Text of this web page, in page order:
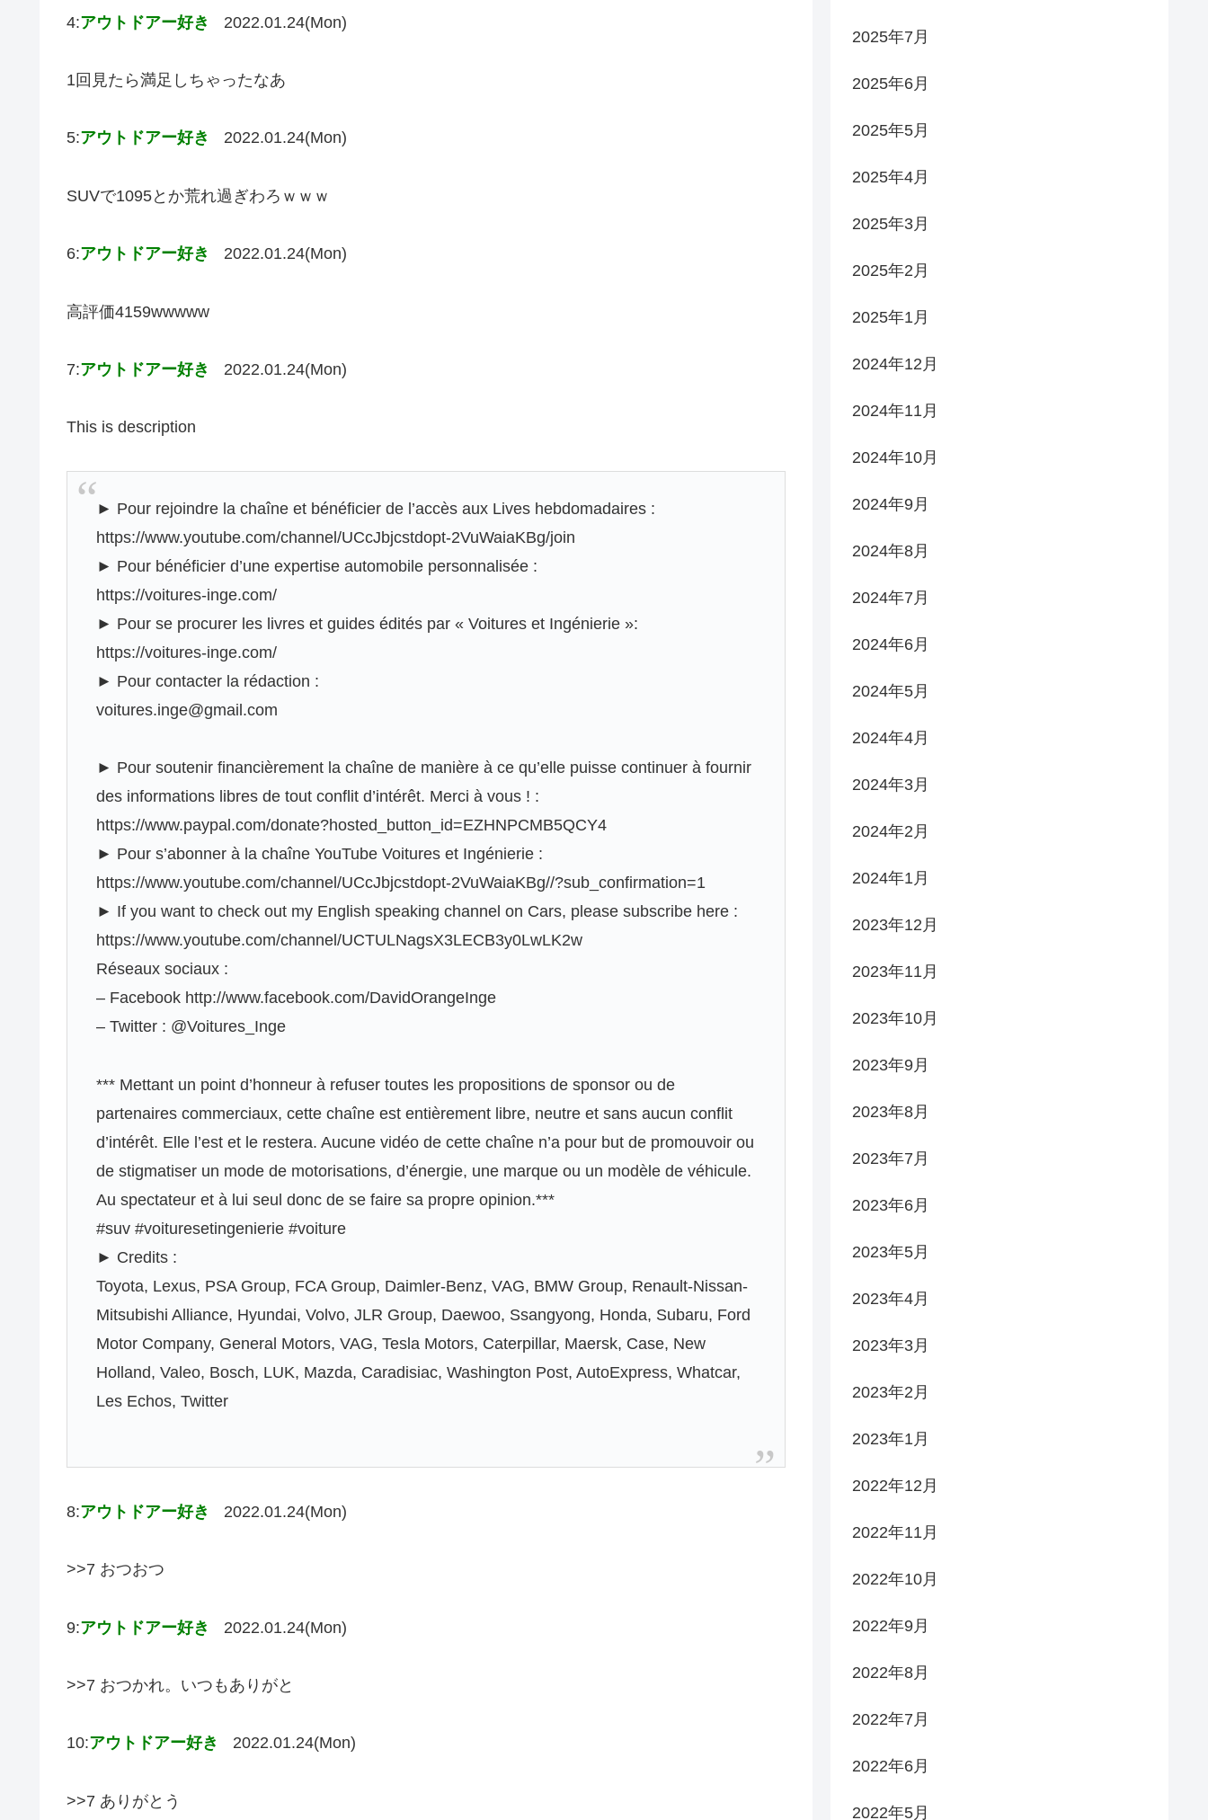
4:アウトドアー好き 2022.01.24(Mon)
1回見たら満足しちゃったなあ
5:アウトドアー好き 2022.01.24(Mon)
SUVで1095とか荒れ過ぎわろｗｗｗ
6:アウトドアー好き 2022.01.24(Mon)
高評価4159wwwww
7:アウトドアー好き 2022.01.24(Mon)
This is description
► Pour rejoindre la chaîne et bénéficier de l’accès aux Lives hebdomadaires :
https://www.youtube.com/channel/UCcJbjcstdopt-2VuWaiaKBg/join
► Pour bénéficier d’une expertise automobile personnalisée :
https://voitures-inge.com/
► Pour se procurer les livres et guides édités par « Voitures et Ingénierie »:
https://voitures-inge.com/
► Pour contacter la rédaction :
voitures.inge@gmail.com
► Pour soutenir financièrement la chaîne de manière à ce qu’elle puisse continuer à fournir
des informations libres de tout conflit d’intérêt. Merci à vous ! :
https://www.paypal.com/donate?hosted_button_id=EZHNPCMB5QCY4
► Pour s’abonner à la chaîne YouTube Voitures et Ingénierie :
https://www.youtube.com/channel/UCcJbjcstdopt-2VuWaiaKBg//?sub_confirmation=1
► If you want to check out my English speaking channel on Cars, please subscribe here :
https://www.youtube.com/channel/UCTULNagsX3LECB3y0LwLK2w
Réseaux sociaux :
– Facebook http://www.facebook.com/DavidOrangeInge
– Twitter : @Voitures_Inge
*** Mettant un point d’honneur à refuser toutes les propositions de sponsor ou de
partenaires commerciaux, cette chaîne est entièrement libre, neutre et sans aucun conflit
d’intérêt. Elle l’est et le restera. Aucune vidéo de cette chaîne n’a pour but de promouvoir ou
de stigmatiser un mode de motorisations, d’énergie, une marque ou un modèle de véhicule.
Au spectateur et à lui seul donc de se faire sa propre opinion.***
#suv #voituresetingenierie #voiture
► Credits :
Toyota, Lexus, PSA Group, FCA Group, Daimler-Benz, VAG, BMW Group, Renault-Nissan-
Mitsubishi Alliance, Hyundai, Volvo, JLR Group, Daewoo, Ssangyong, Honda, Subaru, Ford
Motor Company, General Motors, VAG, Tesla Motors, Caterpillar, Maersk, Case, New
Holland, Valeo, Bosch, LUK, Mazda, Caradisiac, Washington Post, AutoExpress, Whatcar,
Les Echos, Twitter
8:アウトドアー好き 2022.01.24(Mon)
>>7 おつおつ
9:アウトドアー好き 2022.01.24(Mon)
>>7 おつかれ。いつもありがと
10:アウトドアー好き 2022.01.24(Mon)
>>7 ありがとう
2025年7月
2025年6月
2025年5月
2025年4月
2025年3月
2025年2月
2025年1月
2024年12月
2024年11月
2024年10月
2024年9月
2024年8月
2024年7月
2024年6月
2024年5月
2024年4月
2024年3月
2024年2月
2024年1月
2023年12月
2023年11月
2023年10月
2023年9月
2023年8月
2023年7月
2023年6月
2023年5月
2023年4月
2023年3月
2023年2月
2023年1月
2022年12月
2022年11月
2022年10月
2022年9月
2022年8月
2022年7月
2022年6月
2022年5月